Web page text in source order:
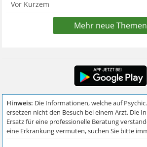
Vor Kurzem
Mehr neue Themen